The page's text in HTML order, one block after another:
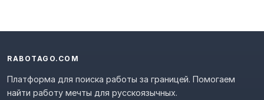
RABOTAGO.COM
Платформа для поиска работы за границей. Помогаем
найти работу мечты для русскоязычных.